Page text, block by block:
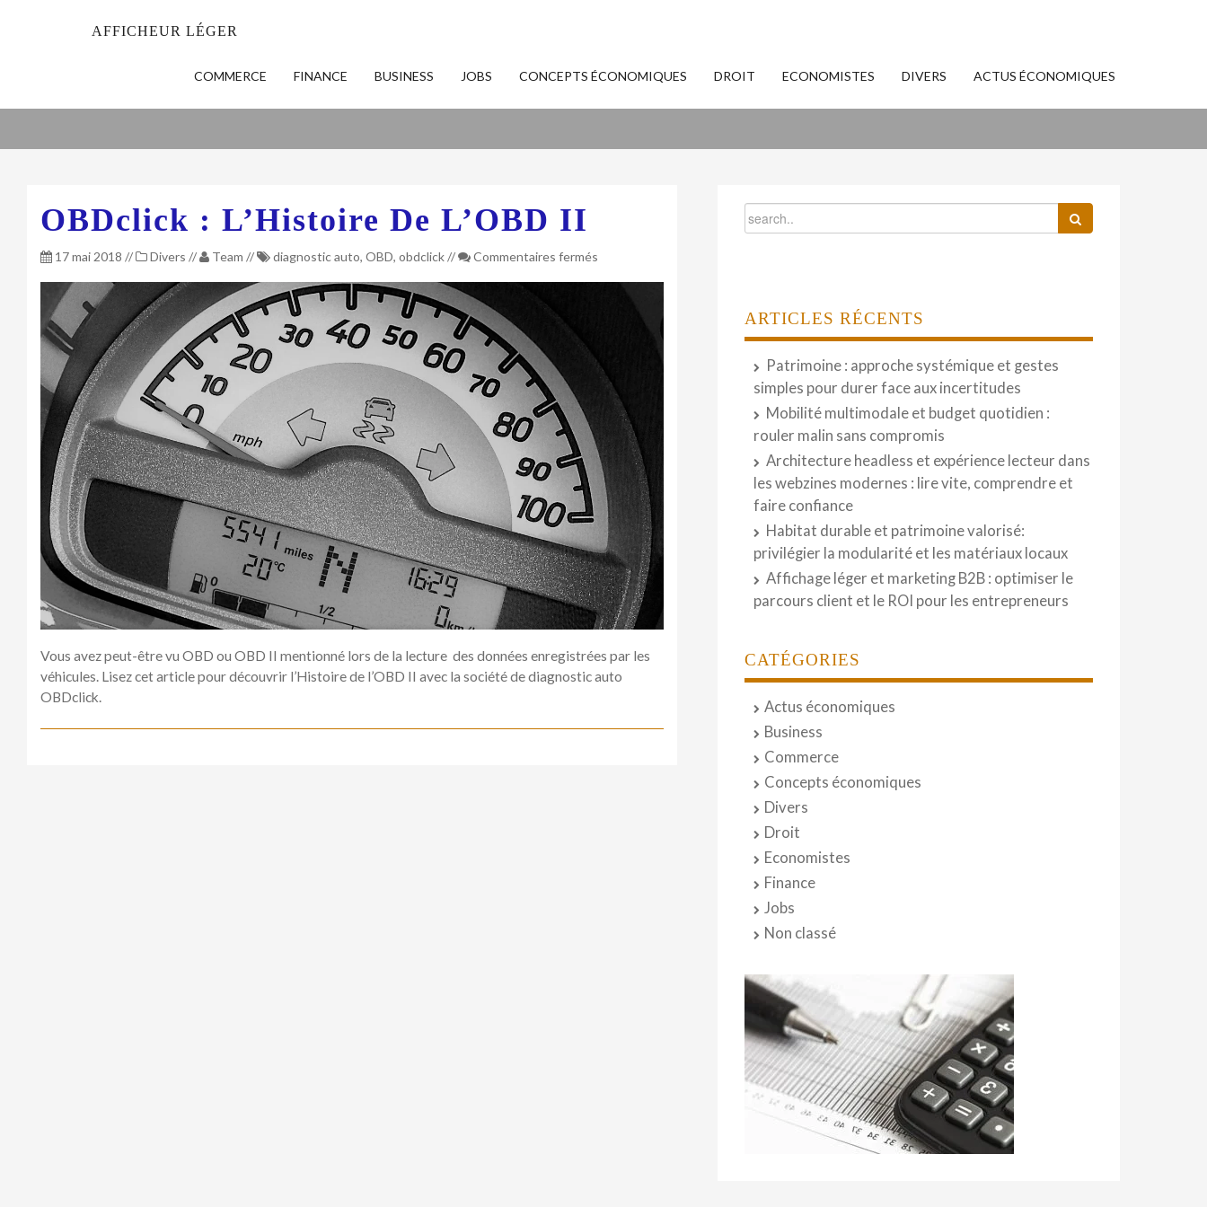
AFFICHEUR LÉGER
COMMERCE FINANCE BUSINESS JOBS CONCEPTS ÉCONOMIQUES DROIT ECONOMISTES DIVERS ACTUS ÉCONOMIQUES
OBDclick : L’Histoire De L’OBD II
17 mai 2018 // Divers // Team // diagnostic auto, OBD, obdclick// Commentaires fermés
l’Histoire
II
Vous avez peut-être vu OBD ou OBD II mentionné lors de la lecture des données enregistrées par les
véhicules. Lisez cet article pour découvrir l’Histoire de l’OBD II avec la société de diagnostic auto
OBDclick.
ARTICLES RÉCENTS
Patrimoine : approche systémique et gestes
simples pour durer face aux incertitudes
Mobilité multimodale et budget quotidien :
rouler malin sans compromis
Architecture headless et expérience lecteur dans
les webzines modernes : lire vite, comprendre et
faire confiance
Habitat durable et patrimoine valorisé:
privilégier la modularité et les matériaux locaux
Affichage léger et marketing B2B : optimiser le
parcours client et le ROI pour les entrepreneurs
CATÉGORIES
Actus économiques
Business
Commerce
Concepts économiques
Divers
Droit
Economistes
Finance
Jobs
Non classé